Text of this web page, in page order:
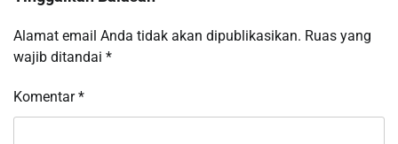
Alamat email Anda tidak akan dipublikasikan. Ruas yang
wajib ditandai *
Komentar*